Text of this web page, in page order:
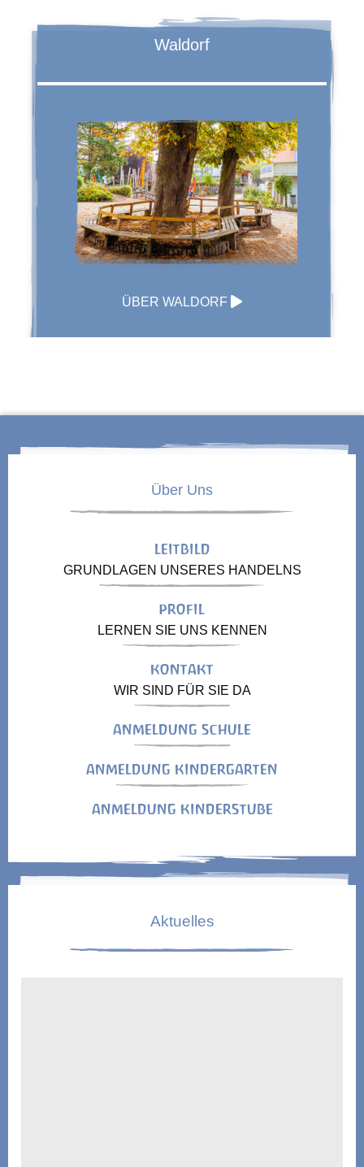
Waldorf
ÜBER WALDORF
Über Uns
LEITBILD
GRUNDLAGEN UNSERES HANDELNS
PROFIL
LERNEN SIE UNS KENNEN
KONTAKT
WIR SIND FÜR SIE DA
ANMELDUNG SCHULE
ANMELDUNG KINDERGARTEN
ANMELDUNG KINDERSTUBE
Aktuelles